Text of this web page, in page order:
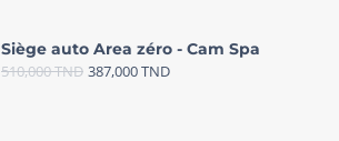
Siège auto Area zéro - Cam Spa
510,000TND 387,000TND